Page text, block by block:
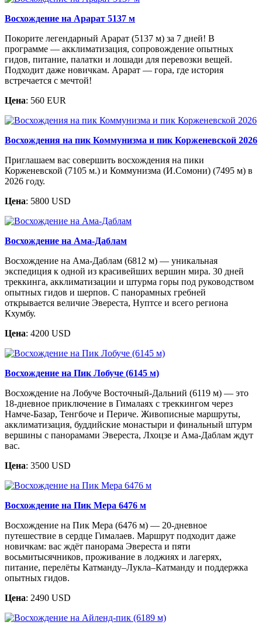
Восхождение на Арарат 5137 м
Покорите легендарный Арарат (5137 м) за 7 дней! В
программе — акклиматизация, сопровождение опытных
гидов, питание, палатки и лошади для перевозки вещей.
Подходит даже новичкам. Арарат — гора, где история
встречается с мечтой!
Цена: 560 EUR
Восхождения на пик Коммунизма и пик Корженевской 2026
Приглашаем вас совершить восхождения на пики
Корженевской (7105 м.) и Коммунизма (И.Сомони) (7495 м) в
2026 году.
Цена: 5800 USD
Восхождение на Ама-Даблам
Восхождение на Ама-Даблам (6812 м) — уникальная
экспедиция к одной из красивейших вершин мира. 30 дней
треккинга, акклиматизации и штурма горы под руководством
опытных гидов и шерпов. С панорамных гребней
открывается величие Эвереста, Нуптсе и всего региона
Кхумбу.
Цена: 4200 USD
Восхождение на Пик Лобуче (6145 м)
Восхождение на Лобуче Восточный-Дальний (6119 м) — это
18-дневное приключение в Гималаях с треккингом через
Намче-Базар, Тенгбоче и Периче. Живописные маршруты,
акклиматизация, буддийские монастыри и финальный штурм
вершины с панорамами Эвереста, Лхоцзе и Ама-Даблам ждут
вас.
Цена: 3500 USD
Восхождение на Пик Мера 6476 м
Восхождение на Пик Мера (6476 м) — 20-дневное
путешествие в сердце Гималаев. Маршрут подходит даже
новичкам: вас ждёт панорама Эвереста и пяти
восьмитысячников, проживание в лоджиях и лагерях,
питание, перелёты Катманду–Лукла–Катманду и поддержка
опытных гидов.
Цена: 2490 USD